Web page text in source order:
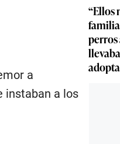
a
instaban a los
“Ellos
perros